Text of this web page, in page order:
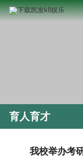
育人育才
我校举办考